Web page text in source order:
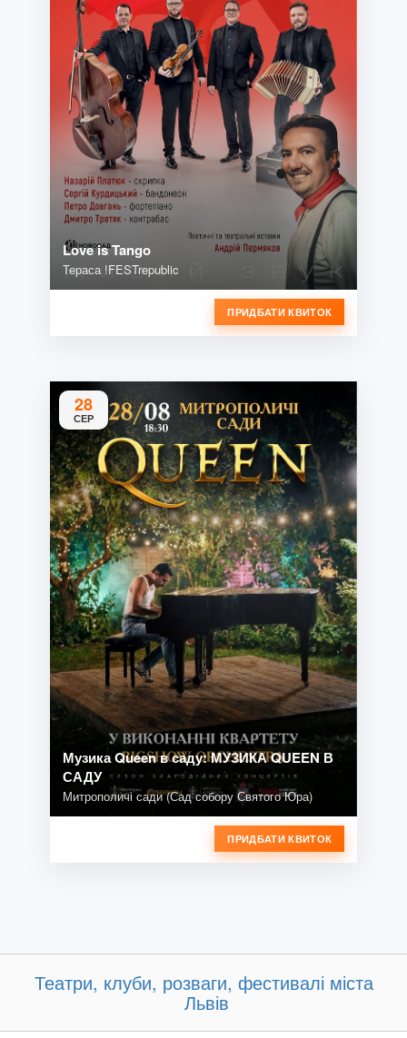
Love is Tango
Тераса !FESTrepublic
ПРИДБАТИ КВИТОК
28
СЕР
Музика Queen в саду: МУЗИКА QUEEN В
САДУ
Митрополичі сади (Сад собору Святого Юра)
ПРИДБАТИ КВИТОК
Театри, клуби, розваги, фестивалі міста
Львів